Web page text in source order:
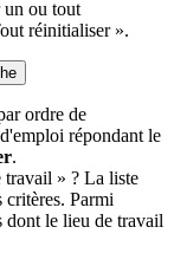
un ou tout
réinitialiser ».
ordre de
répondant le
.
travail » ? La liste
critères. Parmi
dont le lieu de travail